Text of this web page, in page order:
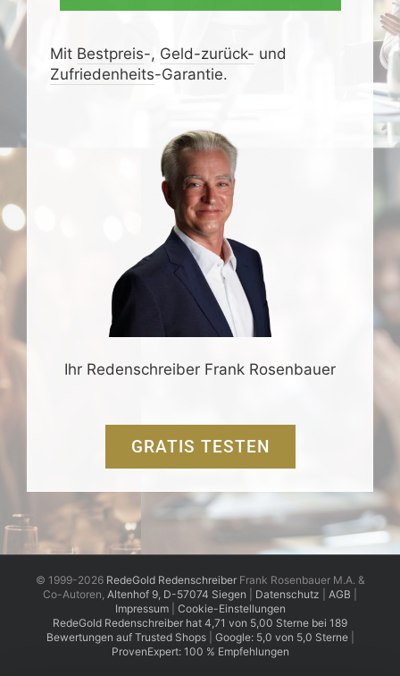
Mit Bestpreis-, Geld-zurück- und
Zufrieden­­heits-Garantie.
Ihr Redenschreiber Frank Rosenbauer
GRATIS TESTEN
© 1999-2026 RedeGold RedenschreiberFrank Rosenbauer M.A. &
Co-Autoren, Altenhof 9, D-57074 Siegen Datenschutz AGB
Impressum| Cookie-Einstellungen
RedeGold Redenschreiber hat 4,71 von 5,00 Sterne bei 189
Bewertungen auf Trusted Shops| Google: 5,0 von 5,0 Sterne|
ProvenExpert: 100 % Empfehlungen